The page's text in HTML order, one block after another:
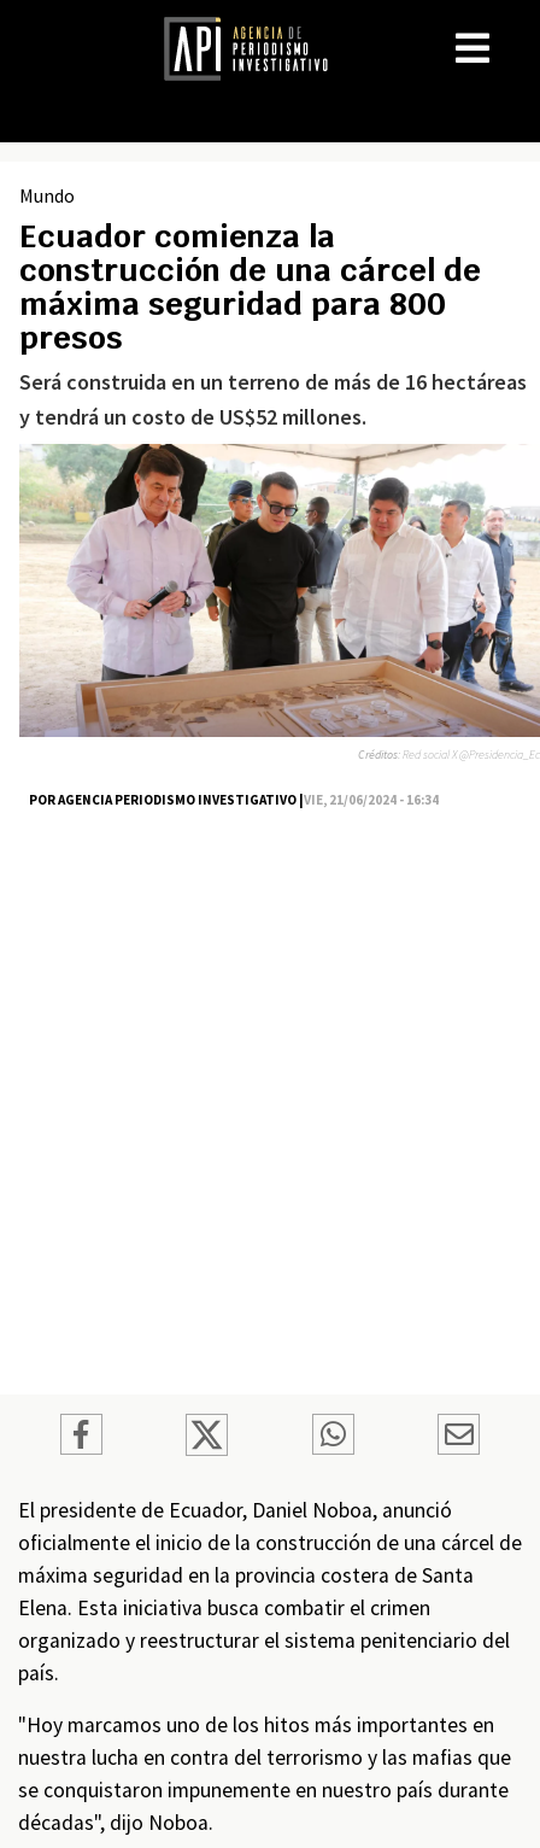
Mundo
Ecuador comienza la
construcción de una cárcel de
máxima seguridad para 800
presos
Será construida en un terreno de más de 16 hectáreas
y tendrá un costo de US$52 millones.
POR AGENCIA PERIODISMO INVESTIGATIVO |VIE, 21/06/2024 - 16:34
Créditos:Red social X @Presidencia_Ec
El presidente de Ecuador, Daniel Noboa, anunció
oficialmente el inicio de la construcción de una cárcel de
máxima seguridad en la provincia costera de Santa
Elena. Esta iniciativa busca combatir el crimen
organizado y reestructurar el sistema penitenciario del
país.
"Hoy marcamos uno de los hitos más importantes en
nuestra lucha en contra del terrorismo y las mafias que
se conquistaron impunemente en nuestro país durante
décadas", dijo Noboa.